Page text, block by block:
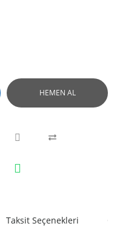
HEMEN AL
Taksit Seçenekleri